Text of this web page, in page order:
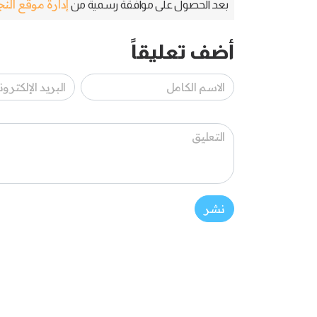
بعد الحصول على موافقة رسمية من إدارة موقع
أضف تعليقاً
نشر